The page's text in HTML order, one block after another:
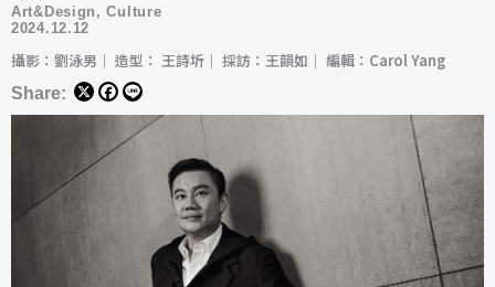
Art&Design ,Culture
2024.12.12
攝影：劉泳男｜ 造型： 王詩圻｜ 採訪：王韻如｜ 編輯：Carol Yang
Share: